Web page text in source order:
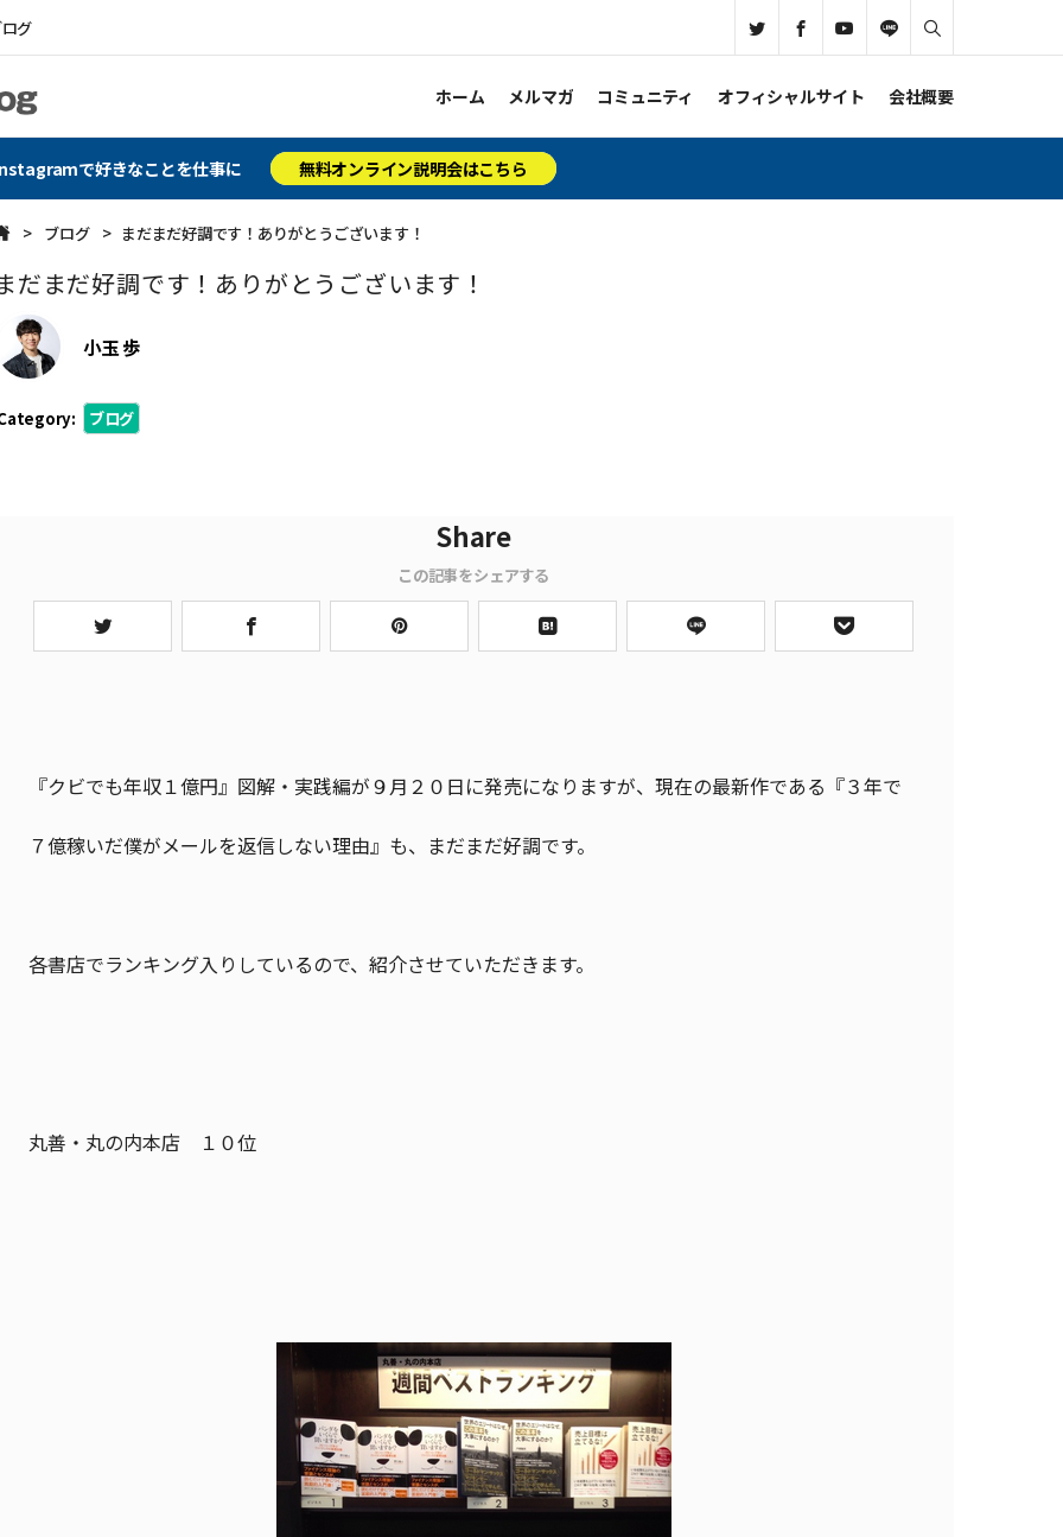
グ
ホーム メルマガ コミュニティ オフィシャルサイト 会社概要
で好きなことを仕事に 無料オンライン説明会はこちら
ブログ まだまだ好調です！ありがとうございます！
だまだ好調です！ありがとうございます！
小玉 歩
ブログ
Share
この記事をシェアする
『クビでも年収１億円』図解・実践編が９月２０日に発売になりますが、現在の最新作である『３年で
７億稼いだ僕がメールを返信しない理由』も、まだまだ好調です。
各書店でランキング入りしているので、紹介させていただきます。
丸善・丸の内本店 １０位